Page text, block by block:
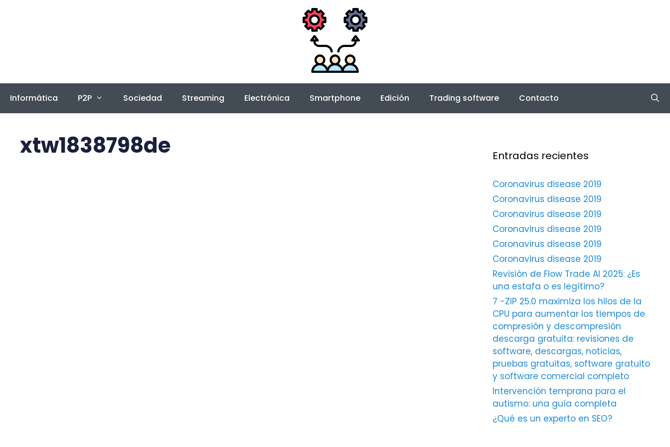
Informática P2P Sociedad Streaming Electrónica Smartphone Edición Trading software Contacto
xtw1838798de Entradas recientes
Coronavirus disease 2019
Coronavirus disease 2019
Coronavirus disease 2019
Coronavirus disease 2019
Coronavirus disease 2019
Coronavirus disease 2019
Revisión de Flow Trade AI 2025: ¿Es
una estafa o es legítimo?
7 -ZIP 25.0 maximiza los hilos de la
CPU para aumentar los tiempos de
compresión y descompresión
descarga gratuita: revisiones de
software, descargas, noticias,
pruebas gratuitas, software gratuito
y software comercial completo
Intervención temprana para el
autismo: una guía completa
¿Qué es un experto en SEO?